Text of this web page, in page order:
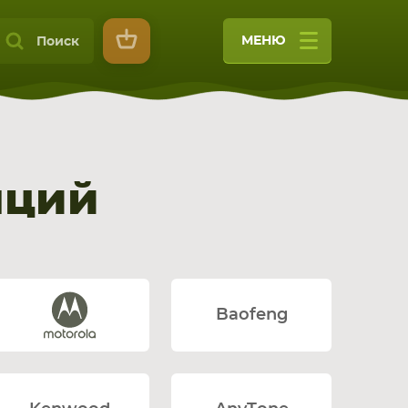
Поиск МЕНЮ
Baofeng